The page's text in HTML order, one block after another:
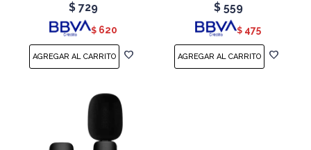
$ 729
$ 620
$ 559
$ 475